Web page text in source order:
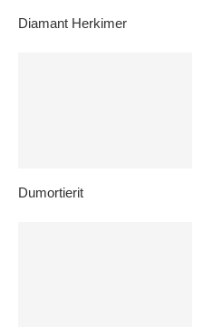
Diamant Herkimer
Dumortierit